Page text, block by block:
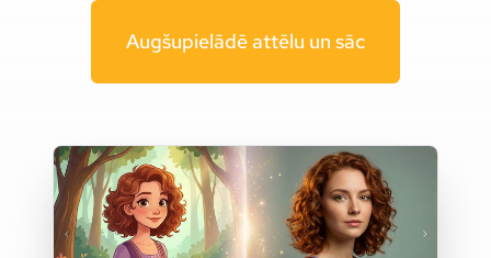
Augšupielādē attēlu un sāc